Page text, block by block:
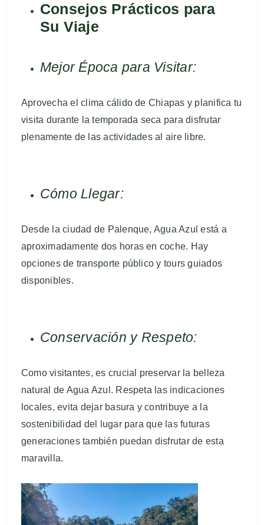
Consejos Prácticos para
Su Viaje
Mejor Época para Visitar:
Aprovecha el clima cálido de Chiapas y planifica tu
visita durante la temporada seca para disfrutar
plenamente de las actividades al aire libre.
Cómo Llegar:
Desde la ciudad de Palenque, Agua Azul está a
aproximadamente dos horas en coche. Hay
opciones de transporte público y tours guiados
disponibles.
Conservación y Respeto:
Como visitantes, es crucial preservar la belleza
natural de Agua Azul. Respeta las indicaciones
locales, evita dejar basura y contribuye a la
sostenibilidad del lugar para que las futuras
generaciones también puedan disfrutar de esta
maravilla.